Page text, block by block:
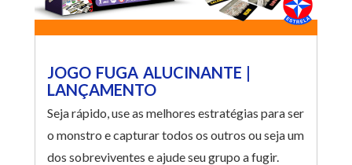
JOGO FUGA ALUCINANTE |
LANÇAMENTO
Seja rápido, use as melhores estratégias para ser
o monstro e capturar todos os outros ou seja um
dos sobreviventes e ajude seu grupo a fugir.